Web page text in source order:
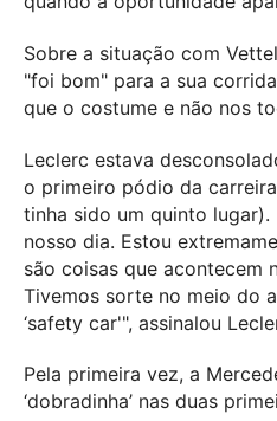
Sobre a situação com
"foi bom" para a sua
que o costume e não nos
Leclerc estava
o primeiro pódio da
tinha sido um quinto
nosso dia. Estou
são coisas que acontecem
Tivemos sorte no meio do
‘safety car'", assinalou
Pela primeira vez, a
‘dobradinha’ nas duas